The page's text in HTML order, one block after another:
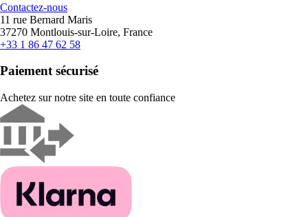
Contactez-nous
11 rue Bernard Maris
37270 Montlouis-sur-Loire, France
+33 1 86 47 62 58
Paiement sécurisé
Achetez sur notre site en toute confiance